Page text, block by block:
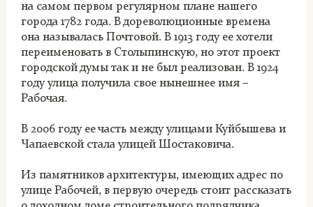
на самом первом регулярном плане нашего
города 1782 года. В дореволюционные времена
она называлась Почтовой. В 1913 году ее хотели
переименовать в Столыпинскую, но этот проект
городской думы так и не был реализован. В 1924
году улица получила свое нынешнее имя –
Рабочая.
В 2006 году ее часть между улицами Куйбышева и
Чапаевской стала улицей Шостаковича.
Из памятников архитектуры, имеющих адрес по
улице Рабочей, в первую очередь стоит рассказать